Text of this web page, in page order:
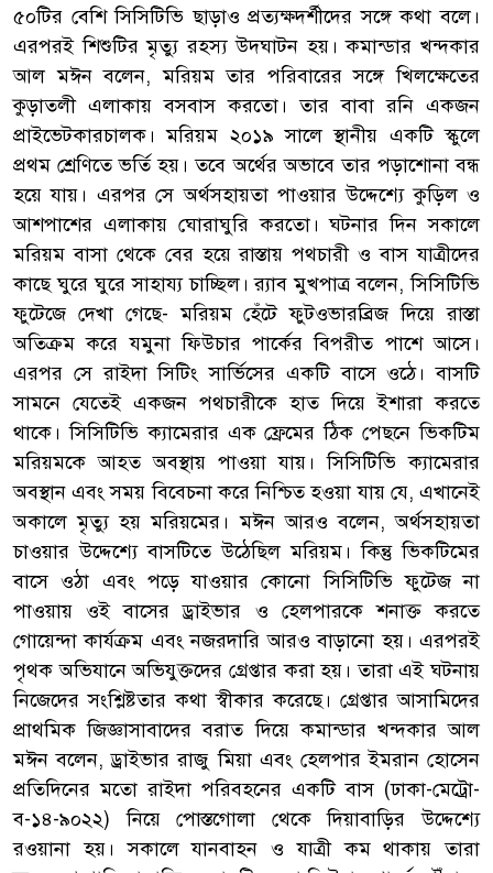
৫০টির বেশি সিসিটিভি ছাড়াও প্রত্যক্ষদর্শীদের সঙ্গে কথা বলে।
এরপরই শিশুটির মৃত্যু রহস্য উদ্ঘাটন হয়। কমান্ডার খন্দকার
আল মঈন বলেন, মরিয়ম তার পরিবারের সঙ্গে খিলক্ষেতের
কুড়াতলী এলাকায় বসবাস করতো। তার বাবা রনি একজন
প্রাইভেটকারচালক। মরিয়ম ২০১৯ সালে স্থানীয় একটি স্কুলে
প্রথম শ্রেণিতে ভর্তি হয়। তবে অর্থের অভাবে তার পড়াশোনা বন্ধ
হয়ে যায়। এরপর সে অর্থসহায়তা পাওয়ার উদ্দেশ্যে কুড়িল ও
আশপাশের এলাকায় ঘোরাঘুরি করতো। ঘটনার দিন সকালে
মরিয়ম বাসা থেকে বের হয়ে রাস্তায় পথচারী ও বাস যাত্রীদের
কাছে ঘুরে ঘুরে সাহায্য চাচ্ছিল। র‌্যাব মুখপাত্র বলেন, সিসিটিভি
ফুটেজে দেখা গেছে- মরিয়ম হেঁটে ফুটওভারব্রিজ দিয়ে রাস্তা
অতিক্রম করে যমুনা ফিউচার পার্কের বিপরীত পাশে আসে।
এরপর সে রাইদা সিটিং সার্ভিসের একটি বাসে ওঠে। বাসটি
সামনে যেতেই একজন পথচারীকে হাত দিয়ে ইশারা করতে
থাকে। সিসিটিভি ক্যামেরার এক ফ্রেমের ঠিক পেছনে ভিকটিম
মরিয়মকে আহত অবস্থায় পাওয়া যায়। সিসিটিভি ক্যামেরার
অবস্থান এবং সময় বিবেচনা করে নিশ্চিত হওয়া যায় যে, এখানেই
অকালে মৃত্যু হয় মরিয়মের। মঈন আরও বলেন, অর্থসহায়তা
চাওয়ার উদ্দেশ্যে বাসটিতে উঠেছিল মরিয়ম। কিন্তু ভিকটিমের
বাসে ওঠা এবং পড়ে যাওয়ার কোনো সিসিটিভি ফুটেজ না
পাওয়ায় ওই বাসের ড্রাইভার ও হেলপারকে শনাক্ত করতে
গোয়েন্দা কার্যক্রম এবং নজরদারি আরও বাড়ানো হয়। এরপরই
পৃথক অভিযানে অভিযুক্তদের গ্রেপ্তার করা হয়। তারা এই ঘটনায়
নিজেদের সংশ্লিষ্টতার কথা স্বীকার করেছে। গ্রেপ্তার আসামিদের
প্রাথমিক জিজ্ঞাসাবাদের বরাত দিয়ে কমান্ডার খন্দকার আল
মঈন বলেন, ড্রাইভার রাজু মিয়া এবং হেলপার ইমরান হোসেন
প্রতিদিনের মতো রাইদা পরিবহনের একটি বাস (ঢাকা-মেট্রো-
ব-১৪-৯০২২) নিয়ে পোস্তগোলা থেকে দিয়াবাড়ির উদ্দেশ্যে
রওয়ানা হয়। সকালে যানবাহন ও যাত্রী কম থাকায় তারা